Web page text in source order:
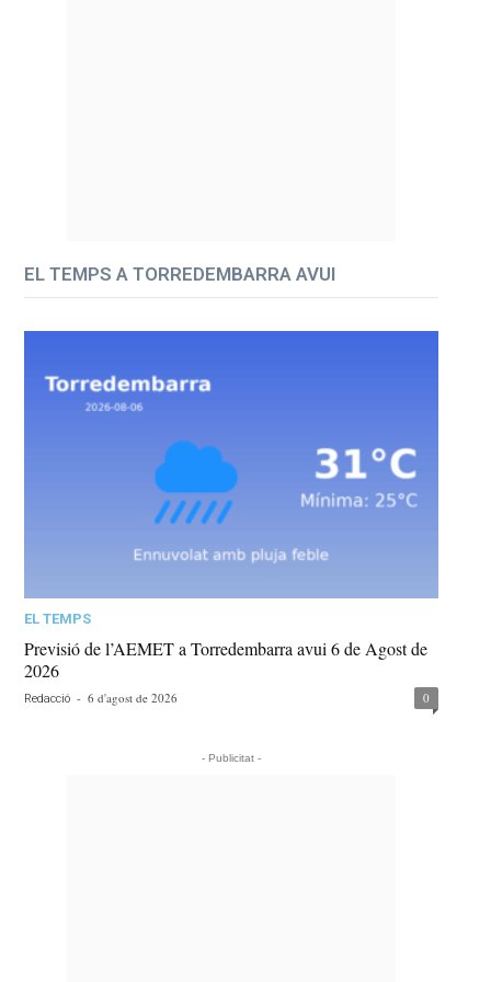
EL TEMPS A TORREDEMBARRA AVUI
EL TEMPS
Previsió de l’AEMET a Torredembarra avui 6 de Agost de
2026
Redacció - 6 d'agost de 2026 0
- Publicitat -